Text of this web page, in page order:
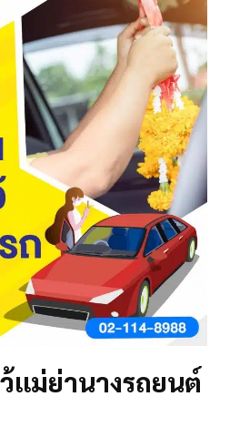
แม่ย่านางรถยนต์